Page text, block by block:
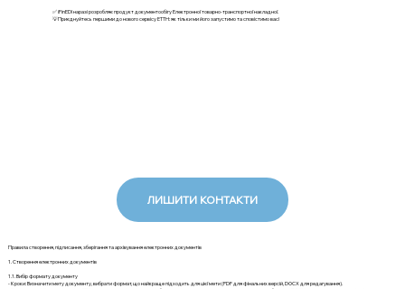
✅ iFinEDI наразі розробляє продукт документообігу Електронної товарно-транспортної накладної.
💡Приєднуйтесь першими до нового сервісу ЕТТН: як тільки ми його запустимо та сповістимо вас!
ЛИШИТИ КОНТАКТИ
Правила створення, підписання, зберігання та архівування електронних документів
1. Створення електронних документів
1.1. Вибір формату документу
- Кроки: Визначити мету документу, вибрати формат, що найкраще підходить для цієї мети (PDF для фінальних версій, DOCX для редагування).